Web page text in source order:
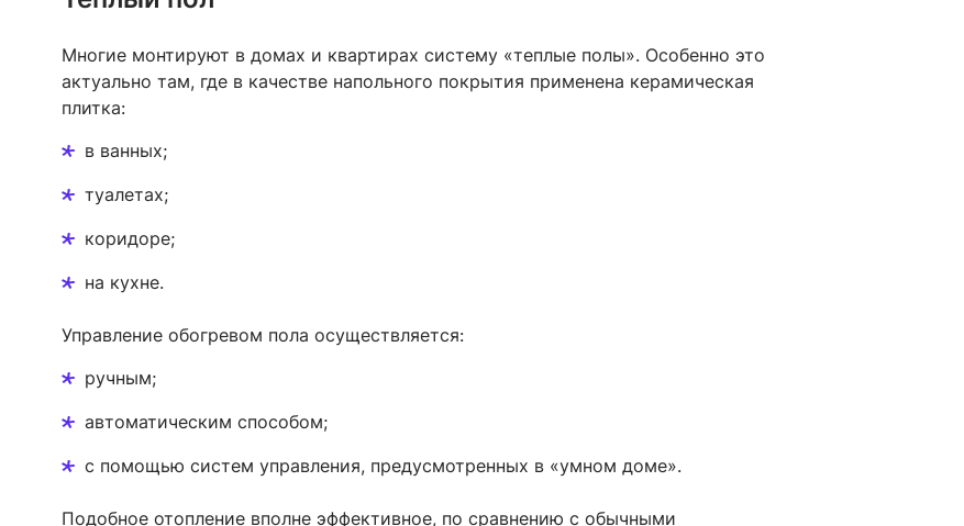
Многие монтируют в домах и квартирах систему «теплые полы». Особенно это
актуально там, где в качестве напольного покрытия применена керамическая
плитка:
в ванных;
туалетах;
коридоре;
на кухне.
Управление обогревом пола осуществляется:
ручным;
автоматическим способом;
с помощью систем управления, предусмотренных в «умном доме».
Подобное отопление вполне эффективное, по сравнению с обычными